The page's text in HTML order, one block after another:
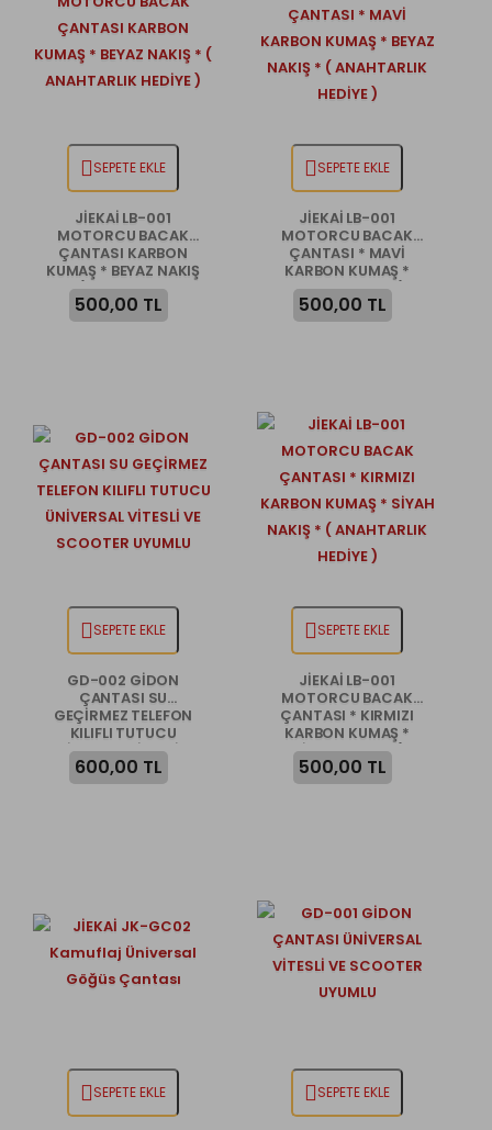
SEPETE EKLE
JİEKAİ LB-001
MOTORCU BACAK
ÇANTASI KARBON
KUMAŞ * BEYAZ NAKIŞ
* ( ANAHTARLIK
HEDİYE )
500,00 TL
SEPETE EKLE
JİEKAİ LB-001
MOTORCU BACAK
ÇANTASI * MAVİ
KARBON KUMAŞ *
BEYAZ NAKIŞ * (
ANAHTARLIK HEDİYE )
500,00 TL
SEPETE EKLE
GD-002 GİDON
ÇANTASI SU
GEÇİRMEZ TELEFON
KILIFLI TUTUCU
ÜNİVERSAL VİTESLİ VE
SCOOTER UYUMLU
600,00 TL
SEPETE EKLE
JİEKAİ LB-001
MOTORCU BACAK
ÇANTASI * KIRMIZI
KARBON KUMAŞ *
SİYAH NAKIŞ * (
ANAHTARLIK HEDİYE )
500,00 TL
SEPETE EKLE SEPETE EKLE